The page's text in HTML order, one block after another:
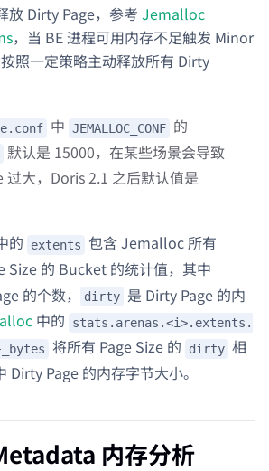
放 Dirty Page，参考 Jemalloc
，当 BE 进程可用内存不足触发 Minor
照一定策略主动释放所有 Dirty
中 JEMALLOC_CONF 的
默认是 15000，在某些场景会导致
大，Doris 2.1 之后默认值是
的
extents 包含 Jemalloc 所有
Size 的 Bucket 的统计值，其中
的个数， dirty 是 Dirty Page 的内
中的
stats.arenas.<i>.extents.
将所有 Page Size 的 dirty 相
Page 的内存字节大小。
内存分析